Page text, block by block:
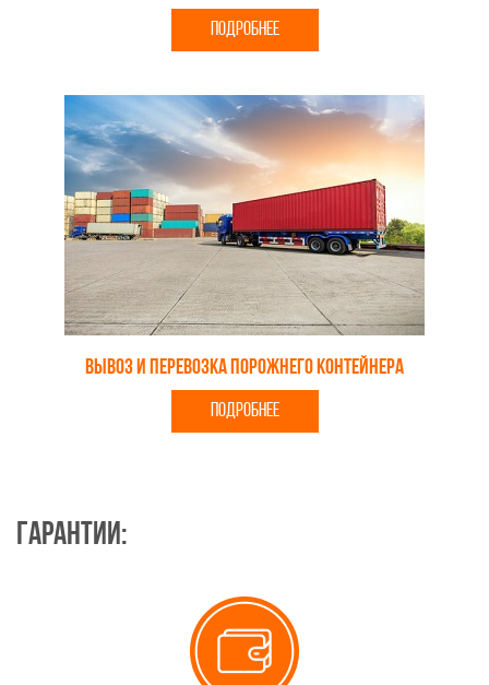
ПОДРОБНЕЕ
Вывоз и перевозка порожнего контейнера
ПОДРОБНЕЕ
Гарантии: